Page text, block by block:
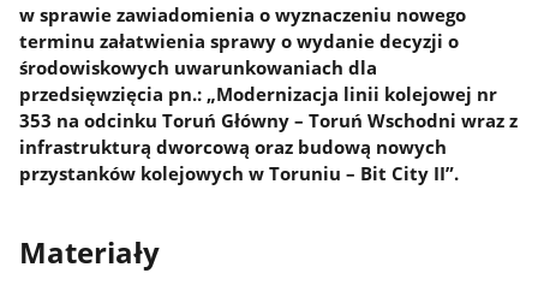
w sprawie zawiadomienia o wyznaczeniu nowego
terminu załatwienia sprawy o wydanie decyzji o
środowiskowych uwarunkowaniach dla
przedsięwzięcia pn.: „Modernizacja linii kolejowej nr
353 na odcinku Toruń Główny – Toruń Wschodni wraz z
infrastrukturą dworcową oraz budową nowych
przystanków kolejowych w Toruniu – Bit City II”.
Materiały